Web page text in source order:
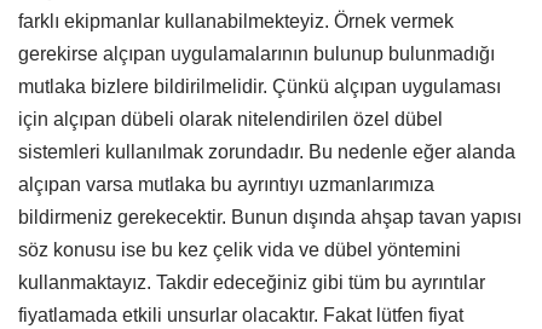
farklı ekipmanlar kullanabilmekteyiz. Örnek vermek
gerekirse alçıpan uygulamalarının bulunup bulunmadığı
mutlaka bizlere bildirilmelidir. Çünkü alçıpan uygulaması
için alçıpan dübeli olarak nitelendirilen özel dübel
sistemleri kullanılmak zorundadır. Bu nedenle eğer alanda
alçıpan varsa mutlaka bu ayrıntıyı uzmanlarımıza
bildirmeniz gerekecektir. Bunun dışında ahşap tavan yapısı
söz konusu ise bu kez çelik vida ve dübel yöntemini
kullanmaktayız. Takdir edeceğiniz gibi tüm bu ayrıntılar
fiyatlamada etkili unsurlar olacaktır. Fakat lütfen fiyat